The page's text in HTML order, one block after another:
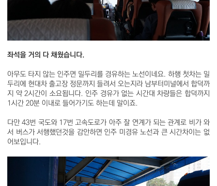
좌석을 거의 다 채웠습니다.
아무도 타지 않는 인주면 밀두리를 경유하는 노선이네요. 하행 첫차는 밀
두리에 현대차 출고장 정문까지 들려서 오는지라 남부터미널에서 합덕까
지 약 2시간이 소요됩니다. 인주 경유가 없는 시간대 차량들은 합덕까지
1시간 20분 이내로 들어가기도 하는데 말이죠.
다만 43번 국도와 17번 고속도로가 아주 잘 연계가 되는 관계로 비가 와
서 버스가 서행했던것을 감안하면 인주 미경유 노선과 큰 시간차이는 없
어보입니다.